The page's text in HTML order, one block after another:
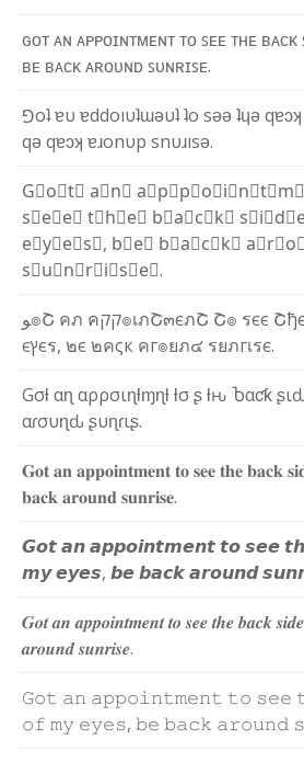
ɢᴏᴛᴀɴ ᴀᴘᴘᴏɪɴᴛᴍᴇɴᴛᴛᴏꜱᴇᴇᴛʜᴇ ʙᴀᴄᴋ
ʙᴇ ʙᴀᴄᴋᴀʀᴏᴜɴᴅꜱᴜɴʀɪꜱᴇ.
⅁oʇɐυ ɐddoıυʇɯǝυʇʇo sǝǝʇɥǝqɐɔʞ
qǝqɐɔʞ ɐɹonυp snυɹısǝ.
G⃣o⃣t⃣ a⃣n⃣ a⃣p⃣p⃣o⃣i⃣n⃣t⃣m⃣
s⃣e⃣e⃣ t⃣h⃣e⃣ b⃣a⃣c⃣k⃣ s⃣i⃣d⃣
e⃣y⃣e⃣s⃣, b⃣e⃣ b⃣a⃣c⃣k⃣ a⃣r⃣o⃣
s⃣u⃣n⃣r⃣i⃣s⃣e⃣.
ﻮ๏Շ คภ ค קק ๏เภՇ๓єภՇ Շ๏ รєє Շђє
єץєร, ๒є ๒คςк คг๏ยภ๔ รยภгเรє.
Gσƚαɳ αρρσιɳƚɱɳƚƚσʂƚԋ Ⴆαƈƙʂι
αɾσυɳԃ ʂυɳɾιʂ.
𝐆𝐨𝐭𝐚𝐧𝐚𝐩𝐩𝐨𝐢𝐧𝐭𝐦𝐞𝐧𝐭𝐭𝐨𝐬𝐞𝐞𝐭𝐡𝐞𝐛𝐚𝐜𝐤𝐬𝐢
𝐛𝐚𝐜𝐤𝐚𝐫𝐨𝐮𝐧𝐝𝐬𝐮𝐧𝐫𝐢𝐬𝐞.
𝙂𝙤𝙩𝙖𝙣𝙖𝙥𝙥𝙤𝙞𝙣𝙩𝙢𝙚𝙣𝙩𝙩𝙤𝙨𝙚𝙚𝙩𝙝
𝙢𝙮𝙚𝙮𝙚𝙨, 𝙗𝙚𝙗𝙖𝙘𝙠𝙖𝙧𝙤𝙪𝙣𝙙𝙨𝙪𝙣
𝑮𝒐𝒕𝒂𝒏 𝒂𝒑𝒑𝒐𝒊𝒏𝒕𝒎𝒆𝒏𝒕𝒕𝒐 𝒔𝒆𝒆𝒕𝒉𝒆𝒃𝒂𝒄𝒌𝒔𝒊𝒅𝒆
𝒂𝒓𝒐𝒖𝒏𝒅𝒔𝒖𝒏𝒓𝒊𝒔𝒆.
𝙶𝚘𝚝 𝚊𝚗 𝚊𝚙𝚙𝚘𝚒𝚗𝚝𝚖𝚎𝚗𝚝 𝚝𝚘 𝚜𝚎𝚎
𝚘𝚏 𝚖𝚢 𝚎𝚢𝚎𝚜, 𝚋𝚎 𝚋𝚊𝚌𝚔 𝚊𝚛𝚘𝚞𝚗𝚍 𝚜